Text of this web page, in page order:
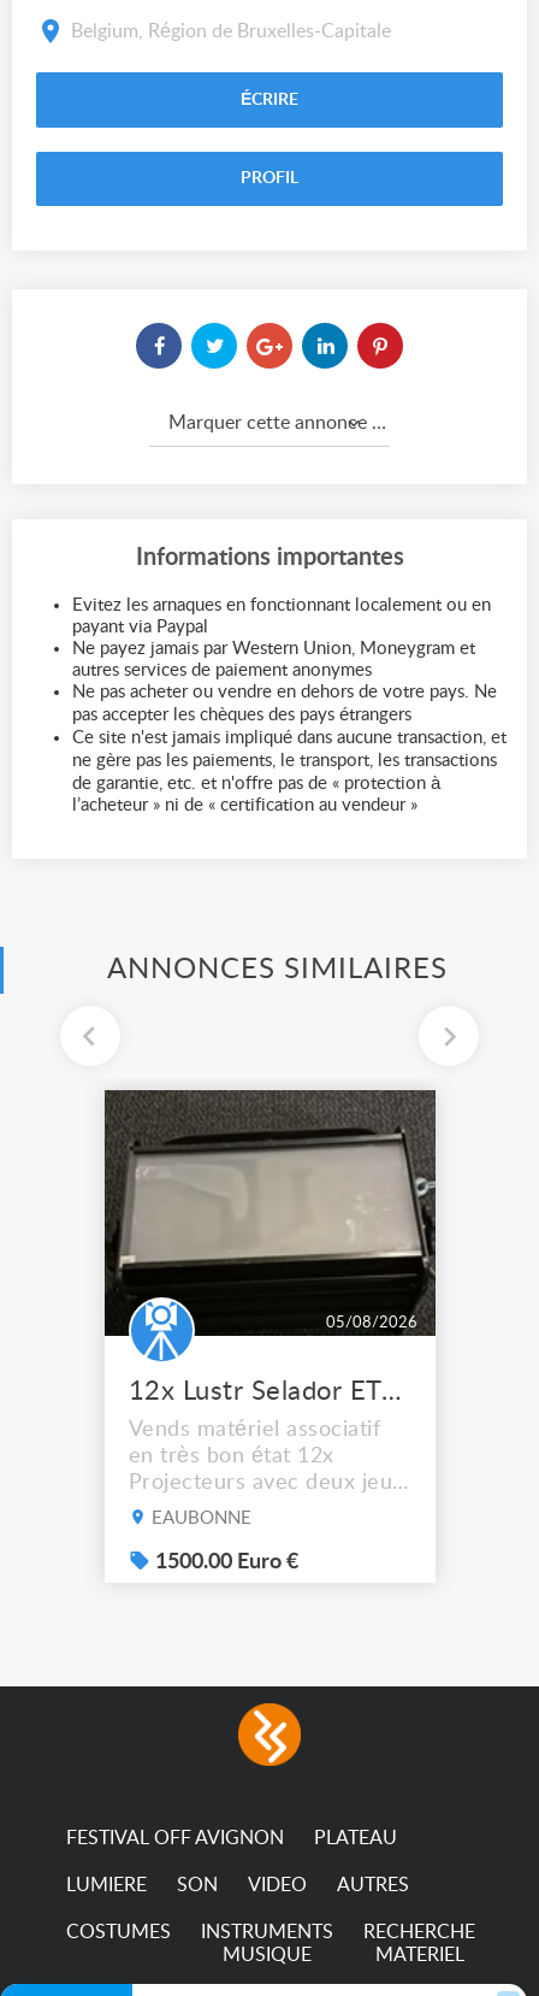
Belgium, Région de Bruxelles-Capitale
ÉCRIRE
PROFIL
Marquer cette annonce comme...
Informations importantes
Evitez les arnaques en fonctionnant localement ou en
payant via Paypal
Ne payez jamais par Western Union, Moneygram et
autres services de paiement anonymes
Ne pas acheter ou vendre en dehors de votre pays. Ne
pas accepter les chèques des pays étrangers
Ce site n'est jamais impliqué dans aucune transaction, et
ne gère pas les paiements, le transport, les transactions
de garantie, etc. et n'offre pas de « protection à
l’acheteur » ni de « certification au vendeur »
ANNONCES SIMILAIRES
05/08/2026
12x Lustr Selador ETC Led 7x colors filtres
Vends matériel associatif
en très bon état 12x
Projecteurs avec deux jeux
de filtre filtre Lustr Selador
system – seven colour
LEDs providing the
consumption The
permanence of a 50,000-
EAUBONNE
1500.00 Euro €
FESTIVAL OFF AVIGNON PLATEAU
LUMIERE SON VIDEO AUTRES
COSTUMES
INSTRUMENTS
MUSIQUE
RECHERCHE
MATERIEL